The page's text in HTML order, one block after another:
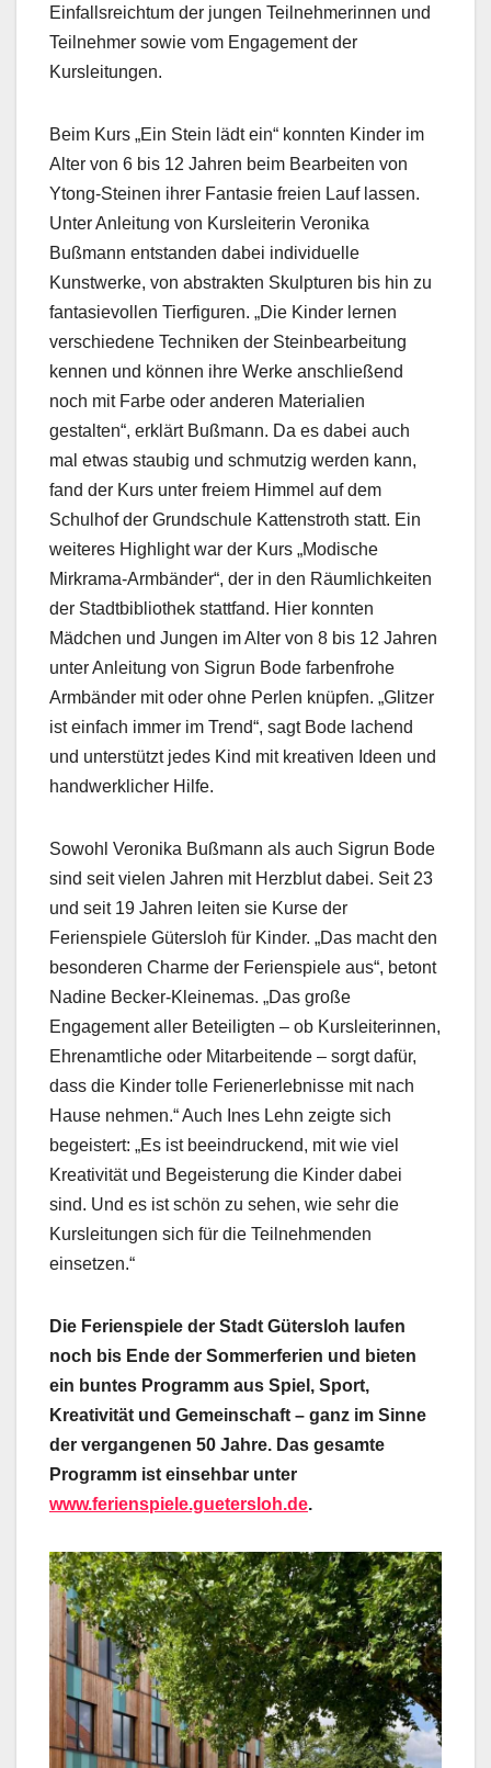
Einfallsreichtum der jungen Teilnehmerinnen und
Teilnehmer sowie vom Engagement der
Kursleitungen.
Beim Kurs „Ein Stein lädt ein“ konnten Kinder im
Alter von 6 bis 12 Jahren beim Bearbeiten von
Ytong-Steinen ihrer Fantasie freien Lauf lassen.
Unter Anleitung von Kursleiterin Veronika
Bußmann entstanden dabei individuelle
Kunstwerke, von abstrakten Skulpturen bis hin zu
fantasievollen Tierfiguren. „Die Kinder lernen
verschiedene Techniken der Steinbearbeitung
kennen und können ihre Werke anschließend
noch mit Farbe oder anderen Materialien
gestalten“, erklärt Bußmann. Da es dabei auch
mal etwas staubig und schmutzig werden kann,
fand der Kurs unter freiem Himmel auf dem
Schulhof der Grundschule Kattenstroth statt. Ein
weiteres Highlight war der Kurs „Modische
Mirkrama-Armbänder“, der in den Räumlichkeiten
der Stadtbibliothek stattfand. Hier konnten
Mädchen und Jungen im Alter von 8 bis 12 Jahren
unter Anleitung von Sigrun Bode farbenfrohe
Armbänder mit oder ohne Perlen knüpfen. „Glitzer
ist einfach immer im Trend“, sagt Bode lachend
und unterstützt jedes Kind mit kreativen Ideen und
handwerklicher Hilfe.
Sowohl Veronika Bußmann als auch Sigrun Bode
sind seit vielen Jahren mit Herzblut dabei. Seit 23
und seit 19 Jahren leiten sie Kurse der
Ferienspiele Gütersloh für Kinder. „Das macht den
besonderen Charme der Ferienspiele aus“, betont
Nadine Becker-Kleinemas. „Das große
Engagement aller Beteiligten – ob Kursleiterinnen,
Ehrenamtliche oder Mitarbeitende – sorgt dafür,
dass die Kinder tolle Ferienerlebnisse mit nach
Hause nehmen.“ Auch Ines Lehn zeigte sich
begeistert: „Es ist beeindruckend, mit wie viel
Kreativität und Begeisterung die Kinder dabei
sind. Und es ist schön zu sehen, wie sehr die
Kursleitungen sich für die Teilnehmenden
einsetzen.“
Die Ferienspiele der Stadt Gütersloh laufen
noch bis Ende der Sommerferien und bieten
ein buntes Programm aus Spiel, Sport,
Kreativität und Gemeinschaft – ganz im Sinne
der vergangenen 50 Jahre. Das gesamte
Programm ist einsehbar unter
www.ferienspiele.guetersloh.de.